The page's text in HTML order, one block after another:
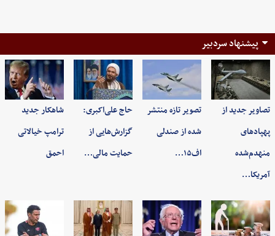
پیشنهاد سردبیر
تصاویر جدید از
پهپادهای
منهدم‌شده
آمریکا…
تصویر تازه منتشر
شده از صندلی
اف۱۵…
حاج علی‌اکبری:
گزارش‌هایی از
حمایت مالی…
شاهکار جدید
ترامپ خیالاتی
احمق